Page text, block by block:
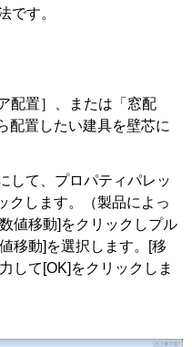
です。
配置］、または「窓配
配置したい建具を壁芯に
して、プロパティパレッ
クします。（製品によっ
値移動]をクリックしプル
移動]を選択します。[移
して[OK]をクリックしま